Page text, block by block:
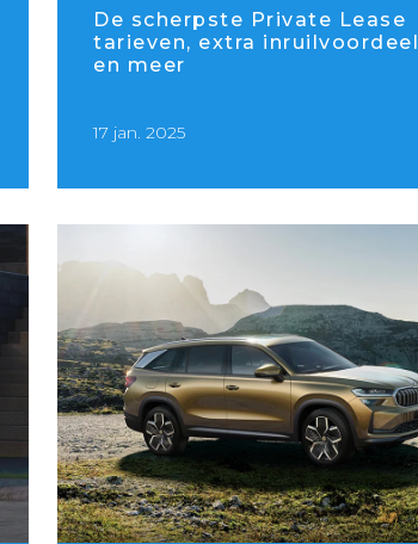
De scherpste Private Lease
tarieven, extra inruilvoordeel
en meer
17 jan. 2025